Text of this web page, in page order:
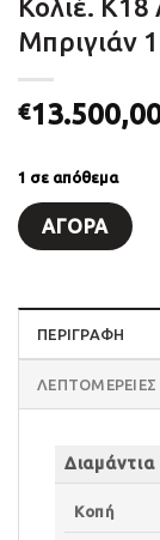
Κολιέ.
Μπριγιάν
€
1 σε απόθεμα
ΑΓΟΡΆ
ΠΕΡΙΓΡΑΦΗ
ΛΕΠΤΟΜΈΡΕΙΕΣ
Διαμάντια
Κοπή